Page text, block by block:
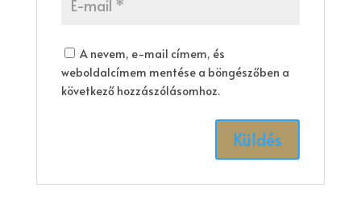
A nevem, e-mail címem, és
weboldalcímem mentése a böngészőben a
következő hozzászólásomhoz.